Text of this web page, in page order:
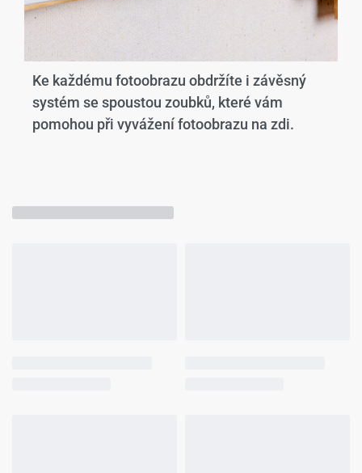
Ke každému fotoobrazu obdržíte i závěsný
systém se spoustou zoubků, které vám
pomohou při vyvážení fotoobrazu na zdi.